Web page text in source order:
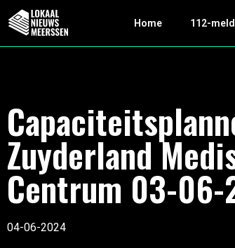
Home 112-
Zuyderland
Centrum 03-
04-06-2024